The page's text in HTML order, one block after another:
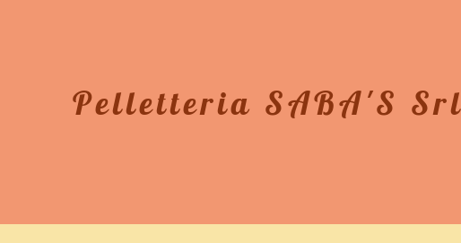
Pelletteria SABA'S